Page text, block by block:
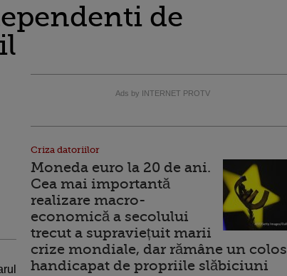
de
Ads by INTERNET PROTV
Criza datoriilor
Moneda euro la 20 de ani.
Cea mai importantă
realizare macro-
economică a secolului
trecut a supraviețuit marii
crize mondiale, dar rămâne un colos
handicapat de propriile slăbiciuni